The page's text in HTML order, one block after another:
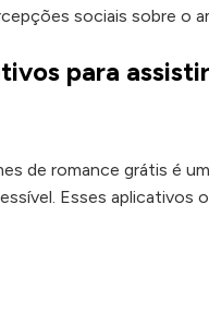
sociais sobre o
para
de romance grátis é
Esses aplicativos